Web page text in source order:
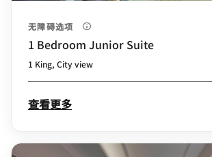
无障碍选项
1 Bedroom Junior Suite
1 King, City view
查看更多